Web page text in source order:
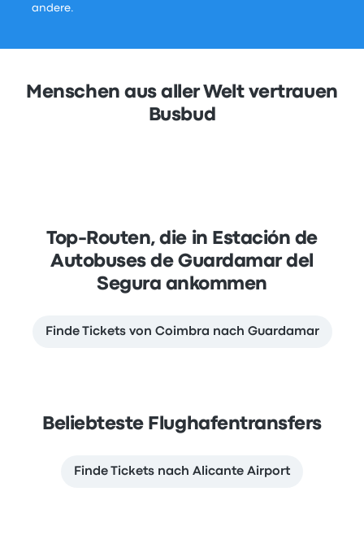
andere.
Menschen aus aller Welt vertrauen
Busbud
Top-Routen, die in Estación de
Autobuses de Guardamar del
Segura ankommen
Finde Tickets von Coimbra nach Guardamar
Beliebteste Flughafentransfers
Finde Tickets nach Alicante Airport